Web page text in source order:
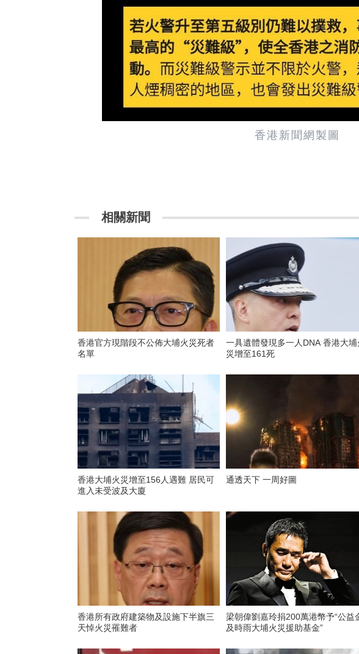
香港新聞網製圖
相關新聞
香港官方現階段不公佈大埔火災死者
名單
一具遺體發現多一人DNA 香港大埔
災增至161死
香港大埔火災增至156人遇難 居民可
進入未受波及大廈
通透天下 一周好圖
香港所有政府建築物及設施下半旗三
天悼火災罹難者
梁朝偉劉嘉玲捐200萬港幣予“公益
及時雨大埔火災援助基金”